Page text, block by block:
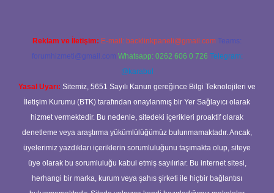
Reklam ve İletişim: E-mail: backlinkpaneli@gmail.com Teams:
forumhizmeti@gmail.com Whatsapp: 0262 606 0 726 Telegram:
@karabul
Yasal Uyarı: Sitemiz, 5651 Sayılı Kanun gereğince Bilgi Teknolojileri ve
İletişim Kurumu (BTK) tarafından onaylanmış bir Yer Sağlayıcı olarak
hizmet vermektedir. Bu nedenle, sitedeki içerikleri proaktif olarak
denetleme veya araştırma yükümlülüğümüz bulunmamaktadır. Ancak,
üyelerimiz yazdıkları içeriklerin sorumluluğunu taşımakta olup, siteye
üye olarak bu sorumluluğu kabul etmiş sayılırlar. Bu internet sitesi,
herhangi bir marka, kurum veya şahıs şirketi ile hiçbir bağlantısı